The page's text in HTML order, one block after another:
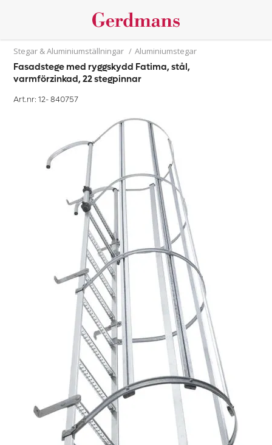
Stegar & Aluminiumställningar / Aluminiumstegar
Fasadstege med ryggskydd Fatima, stål,
varmförzinkad, 22 stegpinnar
Art.nr: 12-840757